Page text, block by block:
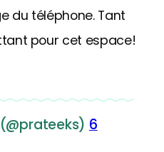
du téléphone. Tant
pour cet espace!
6